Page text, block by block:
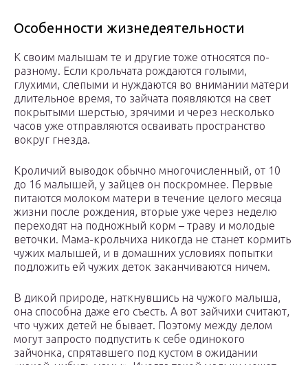
Особенности жизнедеятельности
К своим малышам те и другие тоже относятся по-
разному. Если крольчата рождаются голыми,
глухими, слепыми и нуждаются во внимании матери
длительное время, то зайчата появляются на свет
покрытыми шерстью, зрячими и через несколько
часов уже отправляются осваивать пространство
вокруг гнезда.
Кроличий выводок обычно многочисленный, от 10
до 16 малышей, у зайцев он поскромнее. Первые
питаются молоком матери в течение целого месяца
жизни после рождения, вторые уже через неделю
переходят на подножный корм – траву и молодые
веточки. Мама-крольчиха никогда не станет кормить
чужих малышей, и в домашних условиях попытки
подложить ей чужих деток заканчиваются ничем.
В дикой природе, наткнувшись на чужого малыша,
она способна даже его съесть. А вот зайчихи считают,
что чужих детей не бывает. Поэтому между делом
могут запросто подпустить к себе одинокого
зайчонка, спрятавшего под кустом в ожидании